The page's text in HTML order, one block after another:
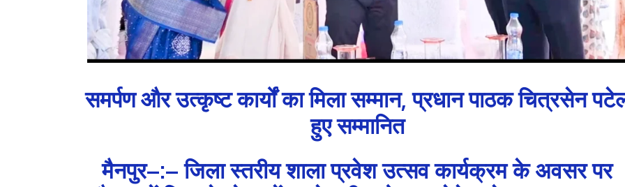
समर्पण और उत्कृष्ट कार्यों का मिला सम्मान, प्रधान पाठक चित्रसेन
हुए सम्मानित
मैनपुर–:– जिला स्तरीय शाला प्रवेश उत्सव कार्यक्रम के अवसर पर